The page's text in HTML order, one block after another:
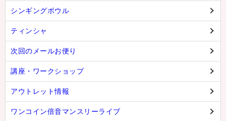
シンギングボウル
ティンシャ
次回のメールお便り
講座・ワークショップ
アウトレット情報
ワンコイン倍音マンスリーライブ